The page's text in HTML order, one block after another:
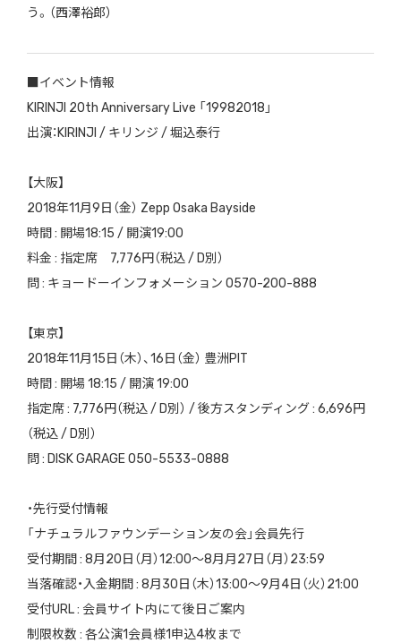
う。（西澤裕郎）
イベント情報
KIRINJI 20th Anniversary Live 「 19982018 」
出演： KIRINJI / キリンジ / 堀込泰行
【大阪】
2018年11月9 日（金） Zepp Osaka Bayside
時間 : 開場18:15 / 開演19:00
料金 : 指定席 7,776円（税込/ D別）
問 : キョードーインフォメーション 0570-200-888
【東京】
2018年11月15 日（木）、16 日（金） 豊洲 PIT
時間 : 開場 18:15 / 開演19:00
指定席 : 7,776円（税込/ D別） / 後方スタンディング : 6,696円
（税込/ D別）
問 : DISK GARAGE 050-5533-0888
・先行受付情報
「ナチュラルファウンデーション友の会」会員先行
受付期間 : 8月 20 日（月）12:00～8月月 27 日（月） 23:59
当落確認・入金期間 : 8月 30 日（木）13:00～9月 4日（火） 21:00
受付URL: 会員サイト内にて後日ご案内
制限枚数 : 各公演1会員様1申込4枚まで